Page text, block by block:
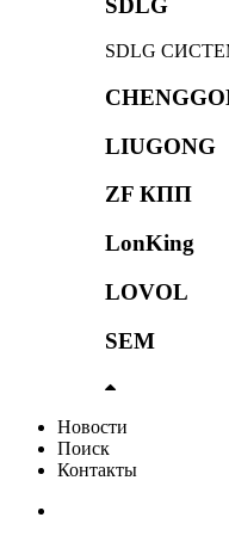
SDLG
LIUGONG
ZF КПП
LonKing
LOVOL
SEM
Новости
Поиск
Контакты